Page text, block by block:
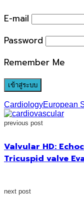
E-mail
Password
Remember Me
CardiologyEuropean
previous post
Valvular HD:
Tricuspid valve
next post